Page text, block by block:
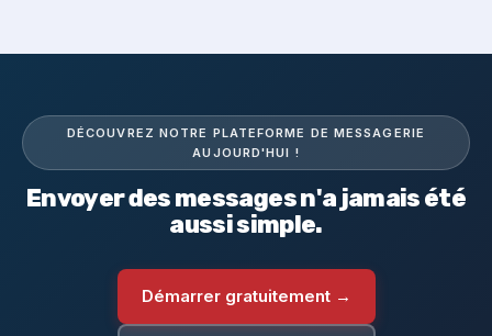
DÉCOUVREZ NOTRE PLATEFORME DE MESSAGERIE
AUJOURD'HUI !
Envoyer des messages n'a jamais été
aussi simple.
Démarrer gratuitement →